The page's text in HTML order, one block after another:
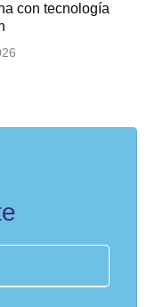
con tecnología